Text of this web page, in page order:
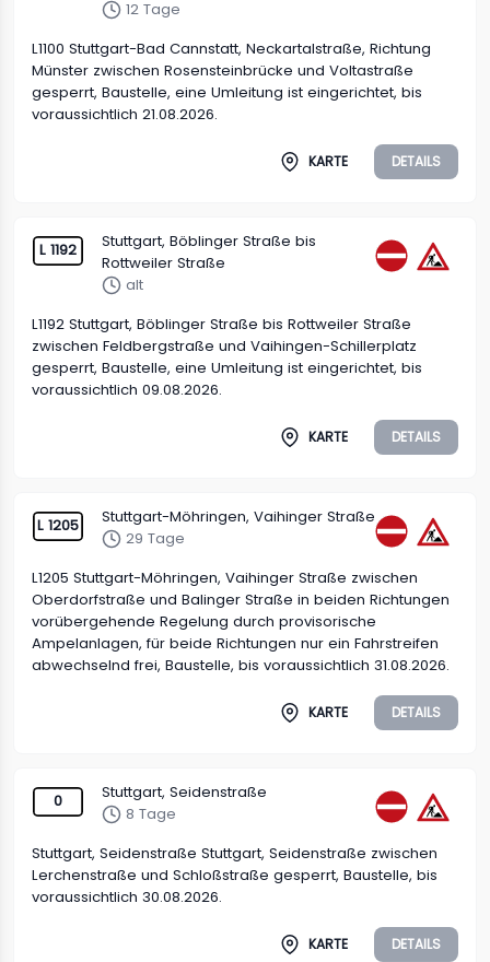
12 Tage
L1100 Stuttgart-Bad Cannstatt, Neckartalstraße, Richtung
Münster zwischen Rosensteinbrücke und Voltastraße
gesperrt, Baustelle, eine Umleitung ist eingerichtet, bis
voraussichtlich 21.08.2026.
KARTE DETAILS
L 1192
Stuttgart, Böblinger Straße bis
Rottweiler Straße
alt
L1192 Stuttgart, Böblinger Straße bis Rottweiler Straße
zwischen Feldbergstraße und Vaihingen-Schillerplatz
gesperrt, Baustelle, eine Umleitung ist eingerichtet, bis
voraussichtlich 09.08.2026.
KARTE DETAILS
L 1205
Stuttgart-Möhringen, Vaihinger Straße
29 Tage
L1205 Stuttgart-Möhringen, Vaihinger Straße zwischen
Oberdorfstraße und Balinger Straße in beiden Richtungen
vorübergehende Regelung durch provisorische
Ampelanlagen, für beide Richtungen nur ein Fahrstreifen
abwechselnd frei, Baustelle, bis voraussichtlich 31.08.2026.
KARTE DETAILS
0
Stuttgart, Seidenstraße
8 Tage
Stuttgart, Seidenstraße Stuttgart, Seidenstraße zwischen
Lerchenstraße und Schloßstraße gesperrt, Baustelle, bis
voraussichtlich 30.08.2026.
KARTE DETAILS